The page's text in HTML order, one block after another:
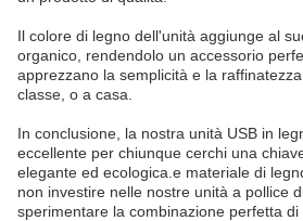
Il colore di legno dell'unità aggiunge al
organico, rendendolo un accessorio
apprezzano la semplicità e la
classe, o a casa.
In conclusione, la nostra unità USB in
eccellente per chiunque cerchi una
elegante ed ecologica.e materiale di
non investire nelle nostre unità a pollice
sperimentare la combinazione perfetta